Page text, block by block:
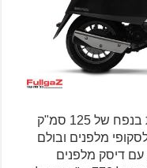
מגיע עם מנוע ארבע פעימות בנפח של 125 סמ"ק
חישוקי 12″, מזלג טלסקופי מלפנים ובולם
דיסק מלפנים